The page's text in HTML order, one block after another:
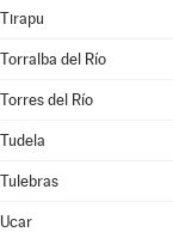
Tirapu
Torralba del Río
Torres del Río
Tudela
Tulebras
Ucar